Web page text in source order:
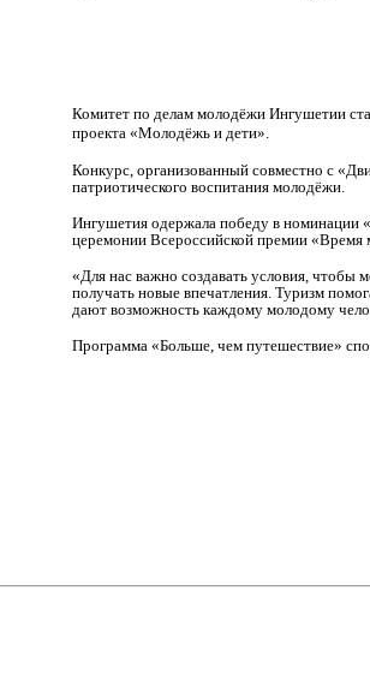
Комитет по делам молодёжи Ингушетии
проекта «Молодёжь и дети».
Конкурс, организованный совместно с
патриотического воспитания молодёжи.
Ингушетия одержала победу в номинации
церемонии Всероссийской премии
«Для нас важно создавать условия, чтобы
получать новые впечатления. Туризм
дают возможность каждому молодому
Программа «Больше, чем путешествие»